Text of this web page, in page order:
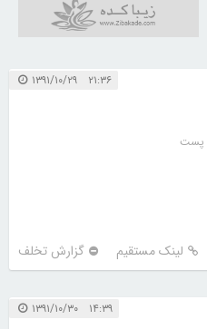
۲۱:۳۶ ۱۳۹۱/۱۰/۲۹
لینک مستقیم گزارش تخلف
۱۴:۳۹ ۱۳۹۱/۱۰/۳۰